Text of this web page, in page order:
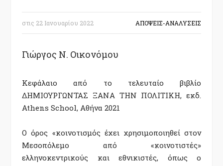
στις 22 Ιανουαρίου 2022 ΑΠΟΨΕΙΣ-ΑΝΑΛΥΣΕΙΣ
Γιώργος Ν. Οικονόμου
Κεφάλαιο από το τελευταίο βιβλίο
ΔΗΜΙΟΥΡΓΩΝΤΑΣ ΞΑΝΑ ΤΗΝ ΠΟΛΙΤΙΚΗ, εκδ.
Athens School, Αθήνα 2021
Ο όρος «κοινοτισμός έχει χρησιμοποιηθεί στον
Μεσοπόλεμο από «κοινοτιστές»
ελληνοκεντρικούς και εθνικιστές, όπως ο